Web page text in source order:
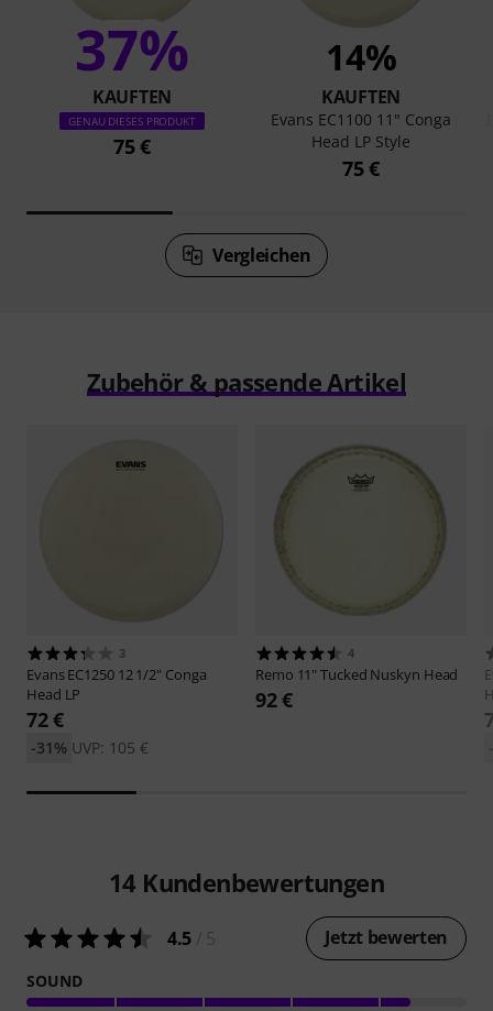
37%
KAUFTEN
GENAU DIESES PRODUKT
75 €
14%
KAUFTEN
Evans EC1100 11" Conga
Head LP Style
75 €
Vergleichen
Zubehör & passende Artikel
3
EvansEC1250 12 1/2" Conga
Head LP
72 €
UVP: 105 €
-31%
4
Remo 11" Tucked Nuskyn Head
92 €
14 Kundenbewertungen
4.5 Jetzt bewerten
SOUND